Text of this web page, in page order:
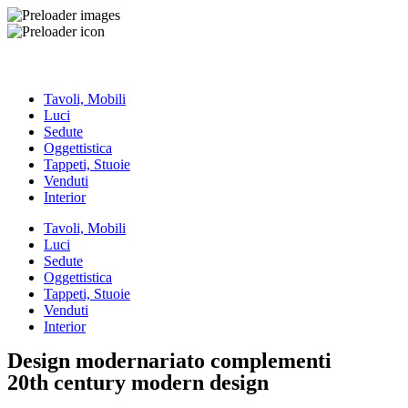
Tavoli, Mobili
Luci
Sedute
Oggettistica
Tappeti, Stuoie
Venduti
Interior
Tavoli, Mobili
Luci
Sedute
Oggettistica
Tappeti, Stuoie
Venduti
Interior
Design modernariato complementi
20th century modern design